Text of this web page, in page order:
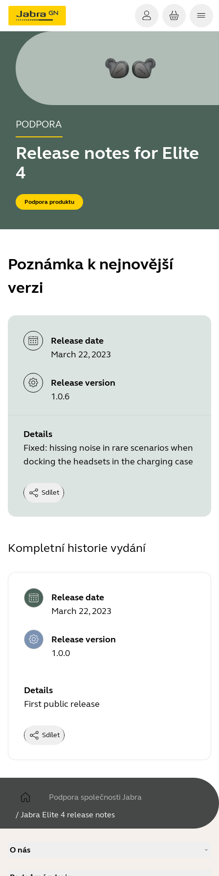
PODPORA
Release notes for Elite
4
Podpora produktu
Poznámka k nejnovější
verzi
Release date
March 22, 2023
Release version
1.0.6
Details
Fixed: hissing noise in rare scenarios when
docking the headsets in the charging case
Sdílet
Kompletní historie vydání
Release date
March 22, 2023
Release version
1.0.0
Details
First public release
Sdílet
Podpora společnosti Jabra
/ Jabra Elite 4 release notes
O nás